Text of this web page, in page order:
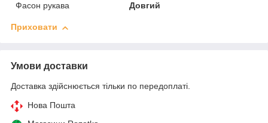
Фасон рукава
Довгий
Приховати
Умови доставки
Доставка здійснюється тільки по передоплаті.
Нова Пошта